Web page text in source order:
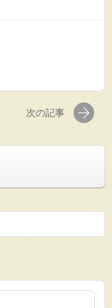
次の記事